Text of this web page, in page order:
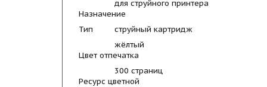
для струйного принтера
Назначение
струйный картридж
Тип
жёлтый
Цвет отпечатка
300 страниц
Ресурс цветной